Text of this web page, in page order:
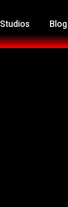
Studios Blog